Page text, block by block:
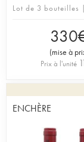
Lot de 3 bouteilles
330
(mise à
Prix à l'unité
ENCHÈRE